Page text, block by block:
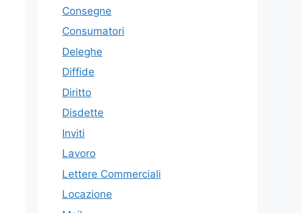
Consegne
Consumatori
Deleghe
Diffide
Diritto
Disdette
Inviti
Lavoro
Lettere Commerciali
Locazione